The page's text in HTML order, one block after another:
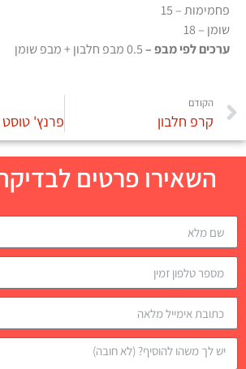
פחמימות – 15
שומן – 18
ערכים לפי מבפ –0.5 מבפ חלבון + מבפ שומן
הקודם
קרפ חלבון
השאירו פרטים